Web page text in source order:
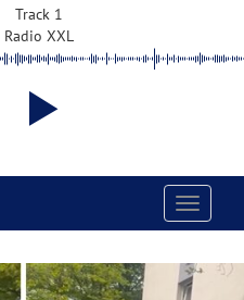
Track 1
Radio XXL
Toggle